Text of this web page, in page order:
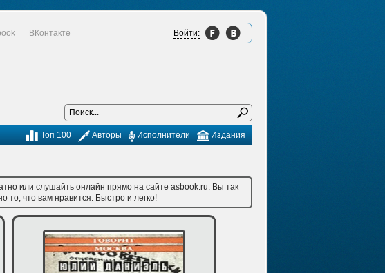
ВКонтакте Войти:
Издания
Исполнители
Авторы
Топ 100
или слушайть онлайн прямо на сайте asbook.ru. Вы так
то, что вам нравится. Быстро и легко!